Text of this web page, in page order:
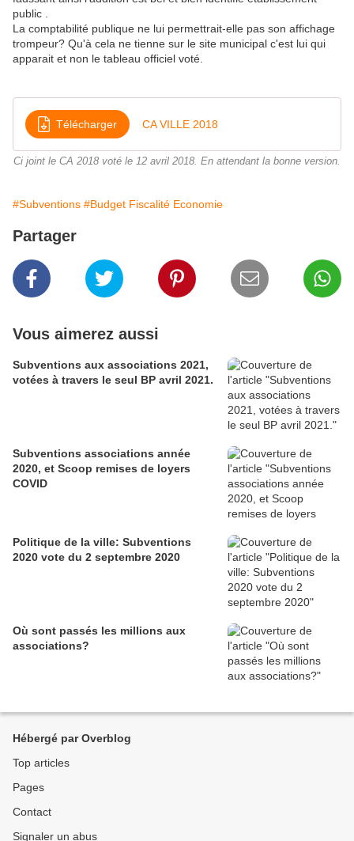
public .
La comptabilité publique ne lui permettrait-elle pas son affichage
trompeur? Qu'à cela ne tienne sur le site municipal c'est lui qui
apparait et non le tableau officiel voté.
Télécharger CA VILLE 2018
Ci joint le CA 2018 voté le 12 avril 2018. En attendant la bonne version.
#Subventions #Budget Fiscalité Economie
Partager
Vous aimerez aussi
Subventions aux associations 2021,
votées à travers le seul BP avril 2021.
Subventions associations année
2020, et Scoop remises de loyers
COVID
Politique de la ville: Subventions
2020 vote du 2 septembre 2020
Où sont passés les millions aux
associations?
Hébergé par Overblog
Top articles
Pages
Contact
Signaler un abus